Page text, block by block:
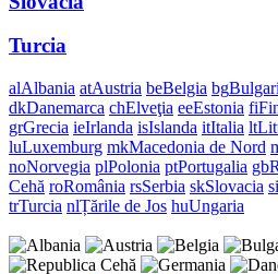
Turcia
alAlbania atAustria beBelgia bg
dkDanemarca chElveţia eeEstonia fi
grGrecia ieIrlanda isIslanda itItalia lt
luLuxemburg mkMacedonia de Nord
noNorvegia plPolonia ptPortugalia gb
Cehă roRomânia rsSerbia skSlovacia si
trTurcia nlȚările de Jos huUngaria